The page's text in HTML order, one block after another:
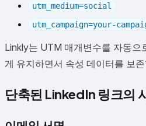
utm_medium=social
utm_campaign=your-
Linkly는 UTM 매개변수를 자동으
게 유지하면서 속성 데이터를 보
단축된 LinkedIn 링크의